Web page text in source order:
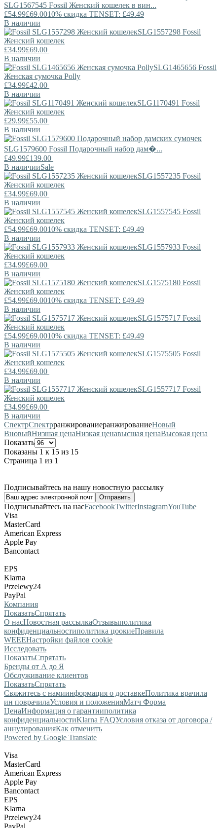
SLG1567545 Fossil Женский кошелек в вин...
£54.99£69.0010% скидка TENSET: £49.49
В наличии
SLG1557298 Fossil
Женский кошелек
£34.99£69.00
В наличии
SLG1465656 Fossil
Женская сумочка Polly
£34.99£42.00
В наличии
SLG1170491 Fossil
Женский кошелек
£29.99£55.00
В наличии
SLG1579600 Fossil Подарочный набор дам�...
£49.99£139.00
В наличииSale
SLG1557235 Fossil
Женский кошелек
£34.99£69.00
В наличии
SLG1557545 Fossil
Женский кошелек
£54.99£69.0010% скидка TENSET: £49.49
В наличии
SLG1557933 Fossil
Женский кошелек
£34.99£69.00
В наличии
SLG1575180 Fossil
Женский кошелек
£54.99£69.0010% скидка TENSET: £49.49
В наличии
SLG1575717 Fossil
Женский кошелек
£54.99£69.0010% скидка TENSET: £49.49
В наличии
SLG1575505 Fossil
Женский кошелек
£34.99£69.00
В наличии
SLG1557717 Fossil
Женский кошелек
£34.99£69.00
В наличии
СпектрСпектрранжированиеранжированиеНовый
ВновыйНизшая ценаНизкая ценавысшая ценаВысокая цена
Показать
Показаны 1 к 15 из 15
Страница 1 из 1
Подписывайтесь на нашу новостную рассылку
Подписывайтесь на насFacebookTwitterInstagramYouTube
Visa
MasterCard
American Express
Apple Pay
Bancontact
EPS
Klarna
Przelewy24
PayPal
Компания
ПоказатьСпрятать
О насНовостная рассылкаОтзывыполитика
конфиденциальностиполитика цоокиеПравила
WEEEНастройки файлов cookie
Исследовать
ПоказатьСпрятать
Бренды от А до Я
Обслуживание клиентов
ПоказатьСпрятать
Свяжитесь с намиинформация о доставкеПолитика врачила
ин поврачилаУсловия и положенияМатч Форма
ЦенаИнформация о гарантииполитика
конфиденциальностиKlarna FAQУсловия отказа от договора /
аннулированияКак отменить
Powered by Google Translate
Visa
MasterCard
American Express
Apple Pay
Bancontact
EPS
Klarna
Przelewy24
PayPal